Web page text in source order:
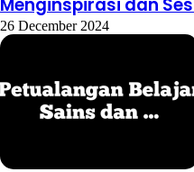
Menginspirasi dan
26 December 2024